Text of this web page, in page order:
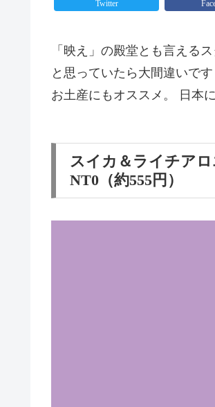
Twitter
「映え」の殿堂とも言える
と思っていたら大間違いで
お土産にもオススメ。 日本
スイカ＆ライチア
NT0（約555円）